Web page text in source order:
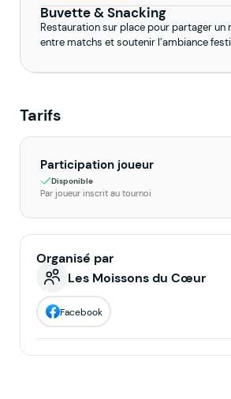
Buvette & Snacking
Restauration sur place pour partager un
entre matchs et soutenir l’ambiance
Tarifs
Participation joueur
Disponible
Par joueur inscrit au tournoi
Organisé par
Les Moissons du Cœur
Facebook